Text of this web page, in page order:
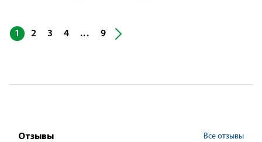
1 2 3 4 ... 9
Отзывы Все отзывы